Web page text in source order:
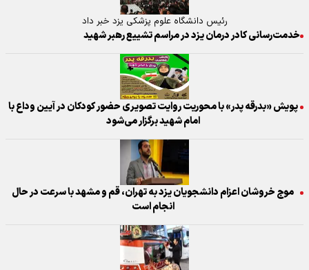
رئیس دانشگاه علوم پزشکی یزد خبر داد
خدمت‌رسانی کادر درمان یزد در مراسم تشییع رهبر شهید
پویش «بدرقه پدر» با محوریت روایت تصویری حضور کودکان در آیین وداع با
امام شهید برگزار می‌شود
موج خروشان اعزام دانشجویان یزد به تهران، قم و مشهد با سرعت در حال
انجام است